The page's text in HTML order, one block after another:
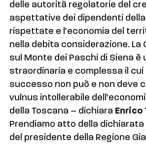
delle autorità regolatorie del
aspettative dei dipendenti
rispettate e l’economia del
nella debita considerazione. La
sul Monte dei Paschi di Siena è
straordinaria e complessa il
successo non può e non deve
vulnus intollerabile
della Toscana – dichiara Enrico
Prendiamo atto della
del presidente della Regione